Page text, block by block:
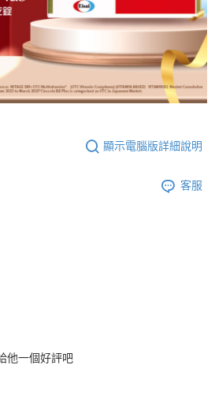
顯示電腦版詳細說明
客服
他一個好評吧